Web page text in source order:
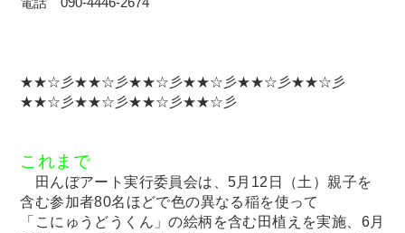
★★☆彡★★☆彡★★☆彡★★☆彡★★☆彡★★☆彡
★★☆彡★★☆彡★★☆彡★★☆彡
これまで
田んぼアート実行委員会は、5月12日（土）親子を
含む参加者80名ほどで色の異なる稲を使って
「こにゅうどうくん」の絵柄を含む田植えを実施、6月